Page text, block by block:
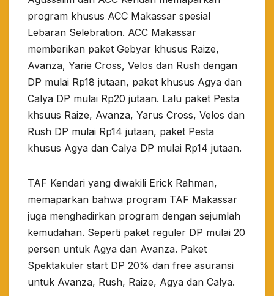
program khusus ACC Makassar spesial
Lebaran Selebration. ACC Makassar
memberikan paket Gebyar khusus Raize,
Avanza, Yarie Cross, Velos dan Rush dengan
DP mulai Rp18 jutaan, paket khusus Agya dan
Calya DP mulai Rp20 jutaan. Lalu paket Pesta
khsuus Raize, Avanza, Yarus Cross, Velos dan
Rush DP mulai Rp14 jutaan, paket Pesta
khusus Agya dan Calya DP mulai Rp14 jutaan.
TAF Kendari yang diwakili Erick Rahman,
memaparkan bahwa program TAF Makassar
juga menghadirkan program dengan sejumlah
kemudahan. Seperti paket reguler DP mulai 20
persen untuk Agya dan Avanza. Paket
Spektakuler start DP 20% dan free asuransi
untuk Avanza, Rush, Raize, Agya dan Calya.